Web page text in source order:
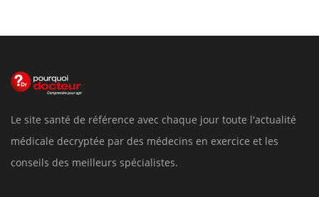
Le site santé de référence avec chaque jour toute l'actualité
médicale decryptée par des médecins en exercice et les
conseils des meilleurs spécialistes.